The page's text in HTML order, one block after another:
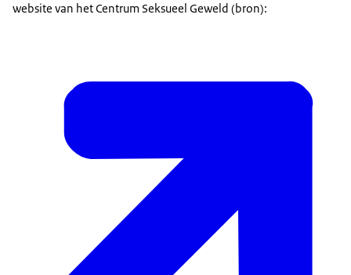
website van het Centrum Seksueel Geweld (bron):